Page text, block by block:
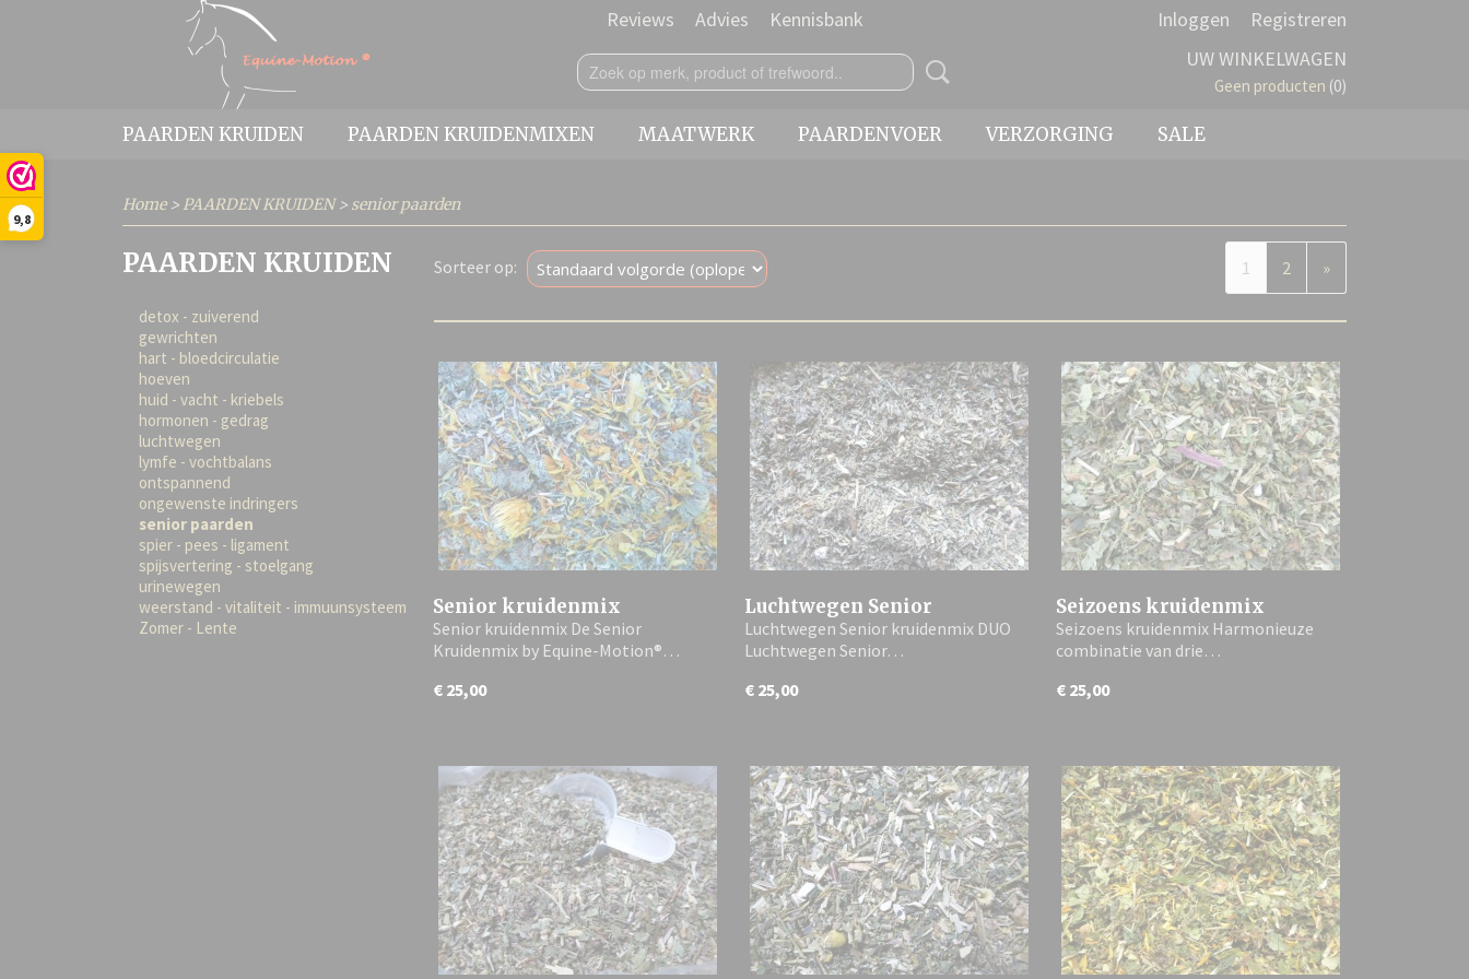
9,8
Reviews Advies Kennisbank Inloggen
Registreren
UW WINKELWAGEN
Geen producten (0)
PAARDEN KRUIDEN PAARDEN KRUIDENMIXEN MAATWERK PAARDENVOER VERZORGING SALE
Home> PAARDEN KRUIDEN> senior paarden
PAARDEN KRUIDEN
detox - zuiverend
gewrichten
hart - bloedcirculatie
hoeven
huid - vacht - kriebels
hormonen - gedrag
luchtwegen
lymfe - vochtbalans
ontspannend
ongewenste indringers
senior paarden
spier - pees - ligament
spijsvertering - stoelgang
urinewegen
weerstand - vitaliteit - immuunsysteem
Zomer - Lente
Sorteer op: 1 2 »
Senior kruidenmix
Senior kruidenmix De Senior
Kruidenmix by Equine-Motion®…
€ 25,00
Luchtwegen Senior
kruidenmix
Luchtwegen Senior kruidenmix DUO
Luchtwegen Senior…
€ 25,00
Seizoens kruidenmix
Seizoens kruidenmix Harmonieuze
combinatie van drie…
€ 25,00